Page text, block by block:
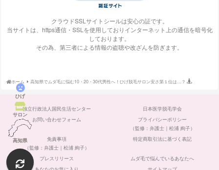
ひげ
サロン
高知県
S-Labo（エスラ
ボ）
エピレ エミナルクリニック エルクリニック
ック
ガーデンクリニック
カルミア美肌クリニ
川崎中央クリニック京都ビューティーク
リニック
クラウドSSLサイトシールは安心の証です。
当サイトは、https通信・SSLを使用しておりインターネット上の通信を暗号化
しております。
その為、第三者による情報の盗聴や改ざんを防ぎます。
ホーム 高知県でムダ毛に悩む10・20・30代男性へ！ひげ脱毛サロン安さ第１位は…？
独立行政法人国民生活センター
日本医学脱毛学会
お問い合わせフォーム
プライバシーポリシー
（監修：弁護士｜松浦 絢子）
免責事項
（監修：弁護士｜松浦 絢子）
特定商取引法に基づく表記
プレスリリース
ムダ毛で悩んでいるあなたへ